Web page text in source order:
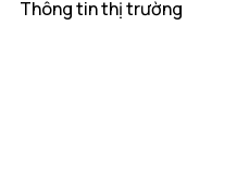
Lai Châu
Thông tin thị trường